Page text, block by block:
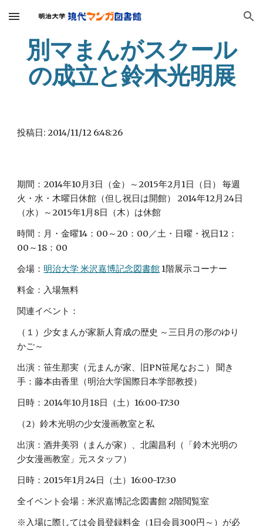
Skip to main content Skip to navigation
別マまんがスクール
の成立と鈴木光明展
投稿日: 2014/11/12 6:48:26
期間：2014年10月3日（金）～2015年2月1日（日） 毎週
火・水・木曜日休館（但し祝日は開館） 2014年12月24日
（水）～2015年1月8日（木）は休館
時間：月・金曜14：00～20：00／土・日曜・祝日12：
00～18：00
会場： 明治大学 米沢嘉博記念図書館 1階展示コーナー
料金：入場無料
関連イベント：
（１）少女まんが家新人育成の歴史 ～三日月の形のゆり
かご～
出演：笹生那実（元まんが家、旧PN笹尾なおこ） 聞き
手：藤本由香里（明治大学国際日本学部教授）
日時：2014年10月18日（土）16:00-17:30
（2）鈴木光明の少女漫画教室と私
出演：酒井美羽（まんが家）、北園昌利（「鈴木光明の
少女漫画教室」元スタッフ）
日時：2015年1月24日（土）16:00-17:30
全イベント会場：米沢嘉博記念図書館 2階閲覧室
※入場に際しては会員登録料金（1日会員300円～）が必